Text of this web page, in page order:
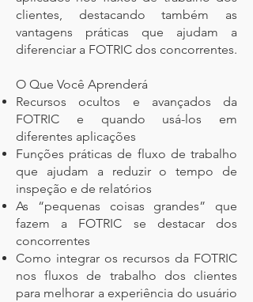
clientes, destacando também as
vantagens práticas que ajudam a
diferenciar a FOTRIC dos concorrentes.
O Que Você Aprenderá
Recursos ocultos e avançados da
FOTRIC e quando usá-los em
diferentes aplicações
Funções práticas de fluxo de trabalho
que ajudam a reduzir o tempo de
inspeção e de relatórios
As “pequenas coisas grandes” que
fazem a FOTRIC se destacar dos
concorrentes
Como integrar os recursos da FOTRIC
nos fluxos de trabalho dos clientes
para melhorar a experiência do usuário